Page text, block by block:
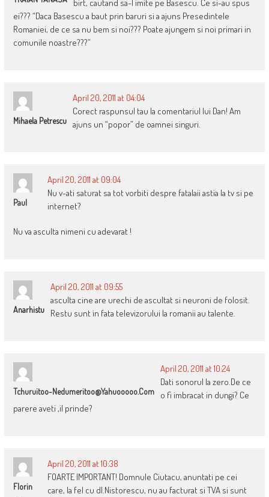
birt, cautand sa-l imite pe Basescu. Ce si-au spus
ei??? “Daca Basescu a baut prin baruri si a ajuns Presedintele
Romaniei, de ce sa nu bem si noi??? Poate ajungem si noi primari in
comunile noastre???”
Mihaela Petrescu
April 20, 2011 at 04:04
Corect raspunsul tau la comentariul lui Dan! Am
ajuns un “popor” de oamnei singuri.
Paul
April 20, 2011 at 09:04
Nu v-ati saturat sa tot vorbiti despre fatalaii astia la tv si pe
internet?
Nu va asculta nimeni cu adevarat !
Anarhistu
April 20, 2011 at 09:55
asculta cine are urechi de ascultat si neuroni de folosit.
Restu sunt in fata televizorului la romanii au talente.
Tchuruitoo-Nedumeritoo@yahuooooo.com
April 20, 2011 at 10:24
Dati sonorul la zero.De ce
o fi imbracat in dungi? Ce
parere aveti ,il prinde?
Florin
April 20, 2011 at 10:38
FOARTE IMPORTANT! Domnule Ciutacu, anuntati pe cei
care, la fel cu dl.Nistorescu, nu au facturat si TVA si sunt